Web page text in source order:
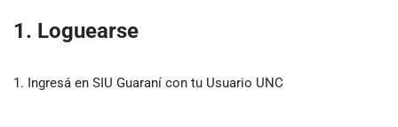
1. Loguearse
1. Ingresá en SIU Guaraní con tu Usuario UNC